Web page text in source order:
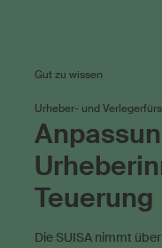
Gut zu wissen
Urheber- und
Teuerung
Die SUISA nimmt